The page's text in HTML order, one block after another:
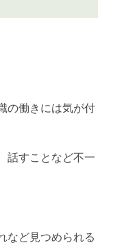
の働きには気が付
話すことなど不一
など見つめられる